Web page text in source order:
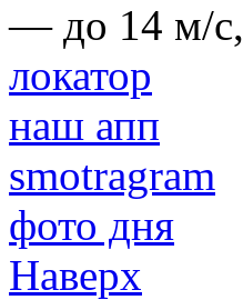
— до 14 м/с,
локатор
наш апп
smotragram
фото дня
Наверх